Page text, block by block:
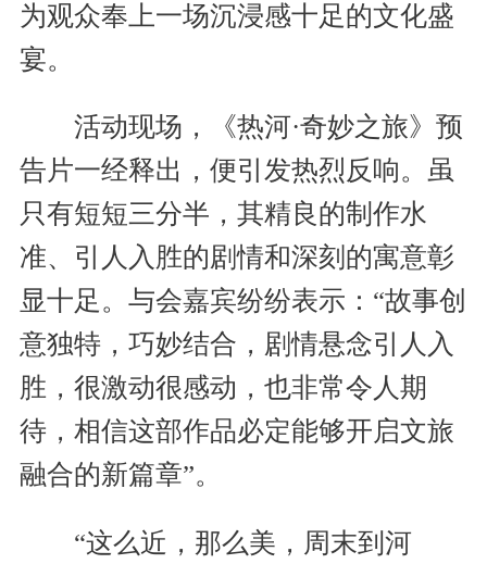
为观众奉上一场沉浸感十足的文化盛
宴。
活动现场，《热河·奇妙之旅》预
告片一经释出，便引发热烈反响。虽
只有短短三分半，其精良的制作水
准、引人入胜的剧情和深刻的寓意彰
显十足。与会嘉宾纷纷表示：“故事创
意独特，巧妙结合，剧情悬念引人入
胜，很激动很感动，也非常令人期
待，相信这部作品必定能够开启文旅
融合的新篇章”。
“这么近，那么美，周末到河